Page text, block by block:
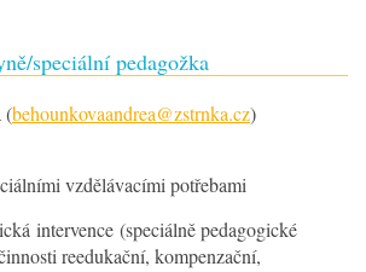
speciální pedagožka
(behounkovaandrea@zstrnka.cz)
vzdělávacími potřebami
intervence (speciálně pedagogické
reedukační, kompenzační,